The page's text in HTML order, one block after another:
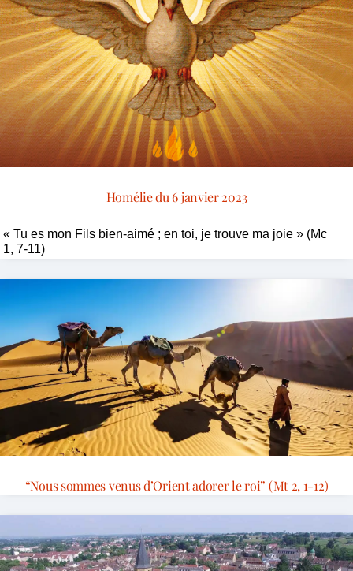
Homélie du 6 janvier 2023
« Tu es mon Fils bien-aimé ; en toi, je trouve ma joie » (Mc
1, 7-11)
“Nous sommes venus d’Orient adorer le roi” (Mt 2, 1-12)